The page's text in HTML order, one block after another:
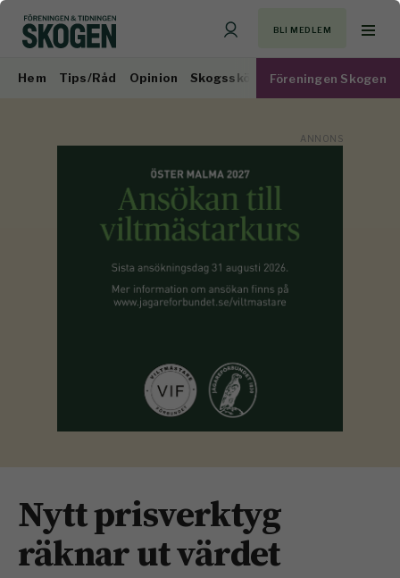
BLI MEDLEM
Hem Tips/Råd Opinion Skogsskötsel Virkesmarknad
Föreningen Skogen
Nytt prisverktyg
räknar ut värdet